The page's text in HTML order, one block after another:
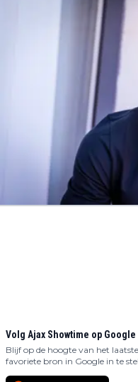
Volg Ajax Showtime op Google
Blijf op de hoogte van het
favoriete bron in Google in te